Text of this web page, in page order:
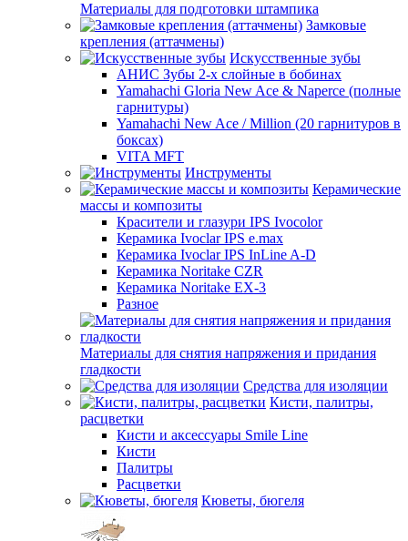
Материалы для подготовки штампика
Замковые
крепления (аттачмены)
Искусственные зубы
АНИС Зубы 2-х слойные в бобинах
Yamahachi Gloria New Ace & Naperce (полные
гарнитуры)
Yamahachi New Ace / Million (20 гарнитуров в
боксах)
VITA MFT
Инструменты
Керамические
массы и композиты
Красители и глазури IPS Ivocolor
Керамика Ivoclar IPS e.max
Керамика Ivoclar IPS InLine A-D
Керамика Noritake CZR
Керамика Noritake EX-3
Разное
Материалы для снятия напряжения и придания
гладкости
Средства для изоляции
Кисти, палитры,
расцветки
Кисти и аксессуары Smile Line
Кисти
Палитры
Расцветки
Кюветы, бюгеля